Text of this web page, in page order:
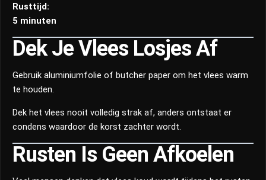
Rusttijd:
5 minuten
Dek Je Vlees Losjes Af
Gebruik aluminiumfolie of butcher paper om het vlees warm
te houden.
Dek het vlees nooit volledig strak af, anders ontstaat er
condens waardoor de korst zachter wordt.
Rusten Is Geen Afkoelen